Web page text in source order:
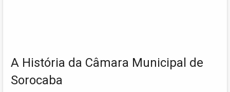
A História da Câmara Municipal de
Sorocaba